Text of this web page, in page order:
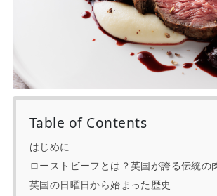
Table of Contents
はじめに
ローストビーフとは？英国が誇る伝統の
英国の日曜日から始まった歴史